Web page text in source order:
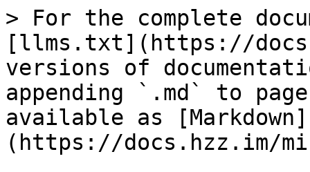
> For the complete
[llms.txt](https://
versions of
appending `.md` to
available as [Markdown]
(https://docs.hzz.im/